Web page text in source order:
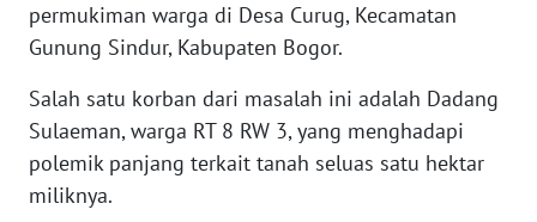
permukiman warga di Desa Curug, Kecamatan
Gunung Sindur, Kabupaten Bogor.
Salah satu korban dari masalah ini adalah Dadang
Sulaeman, warga RT 8 RW 3, yang menghadapi
polemik panjang terkait tanah seluas satu hektar
miliknya.
DISCLAIMER
Wahana
Regional